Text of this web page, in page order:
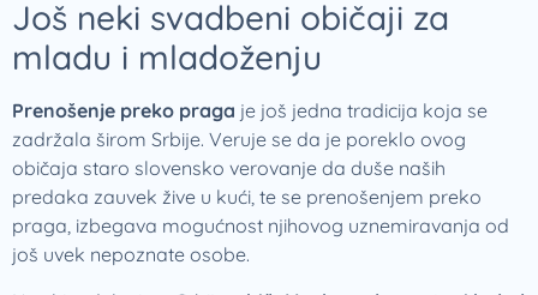
Još neki svadbeni običaji za
mladu i mladoženju
Prenošenje preko praga je još jedna tradicija koja se
zadržala širom Srbije. Veruje se da je poreklo ovog
običaja staro slovensko verovanje da duše naših
predaka zauvek žive u kući, te se prenošenjem preko
praga, izbegava mogućnost njihovog uznemiravanja od
još uvek nepoznate osobe.